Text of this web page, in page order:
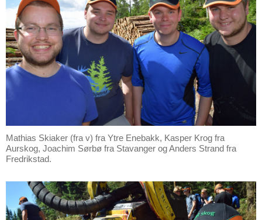
Mathias Skiaker (fra v) fra Ytre Enebakk, Kasper Krog fra
Aurskog, Joachim Sørbø fra Stavanger og Anders Strand fra
Fredrikstad.